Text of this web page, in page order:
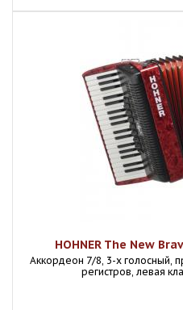
HOHNER The New
Аккордеон 7/8, 3-х голосный,
регистров, левая